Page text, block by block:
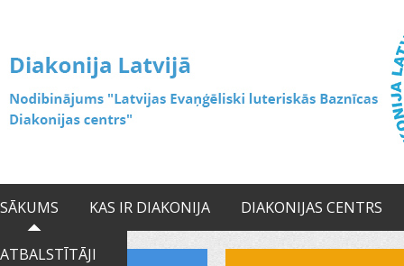
SĀKUMS KAS IR DIAKONIJA DIAKONIJAS CENTRS
ATBALSTĪTĀJI